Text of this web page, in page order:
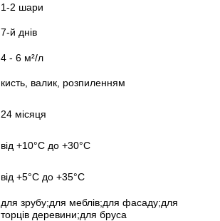
1-2 шари
7-й днів
4 - 6 м²/л
кисть, валик, розпиленням
24 місяця
від +10°С до +30°С
від +5°С до +35°С
для зрубу;для меблів;для фасаду;для
торців деревини;для бруса